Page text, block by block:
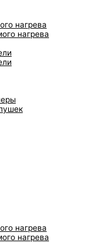
нагрева
нагрева
нагрева
нагрева